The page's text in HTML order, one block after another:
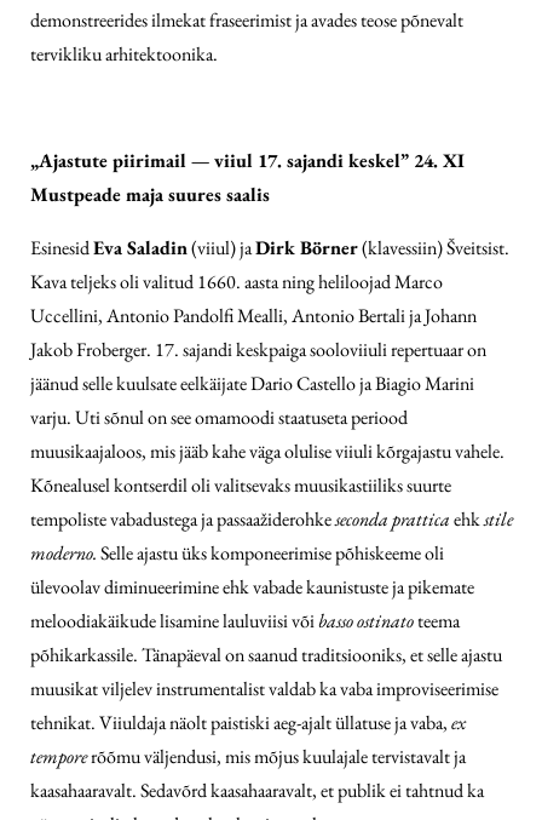
demonstreerides ilmekat fraseerimist ja avades teose põnevalt
tervikliku arhitektoonika.
„Ajastute piirimail — viiul 17. sajandi keskel” 24. XI
Mustpeade maja suures saalis
EsinesidEva Saladin(viiul) jaDirk Börner(klavessiin) Šveitsist.
Kava teljeks oli valitud 1660. aasta ning heliloojad Marco
Uccellini, Antonio Pandolfi Mealli, Antonio Bertali ja Johann
Jakob Froberger. 17. sajandi keskpaiga sooloviiuli repertuaar on
jäänud selle kuulsate eelkäijate Dario Castello ja Biagio Marini
varju. Uti sõnul on see omamoodi staatuseta periood
muusikaajaloos, mis jääb kahe väga olulise viiuli kõrgajastu vahele.
Kõnealusel kontserdil oli valitsevaks muusikastiiliks suurte
tempoliste vabadustega ja passaažiderohkeseconda pratticaehkstile
moderno.Selle ajastu üks komponeerimise põhiskeeme oli
ülevoolav diminueerimine ehk vabade kaunistuste ja pikemate
meloodiakäikude lisamine lauluviisi võibasso ostinatoteema
põhikarkassile. Tänapäeval on saanud traditsiooniks, et selle ajastu
muusikat viljelev instrumentalist valdab ka vaba improviseerimise
tehnikat. Viiuldaja näolt paistiski aeg-ajalt üllatuse ja vaba,ex
temporerõõmu väljendusi, mis mõjus kuulajale tervistavalt ja
kaasahaaravalt. Sedavõrd kaasahaaravalt, et publik ei tahtnud ka